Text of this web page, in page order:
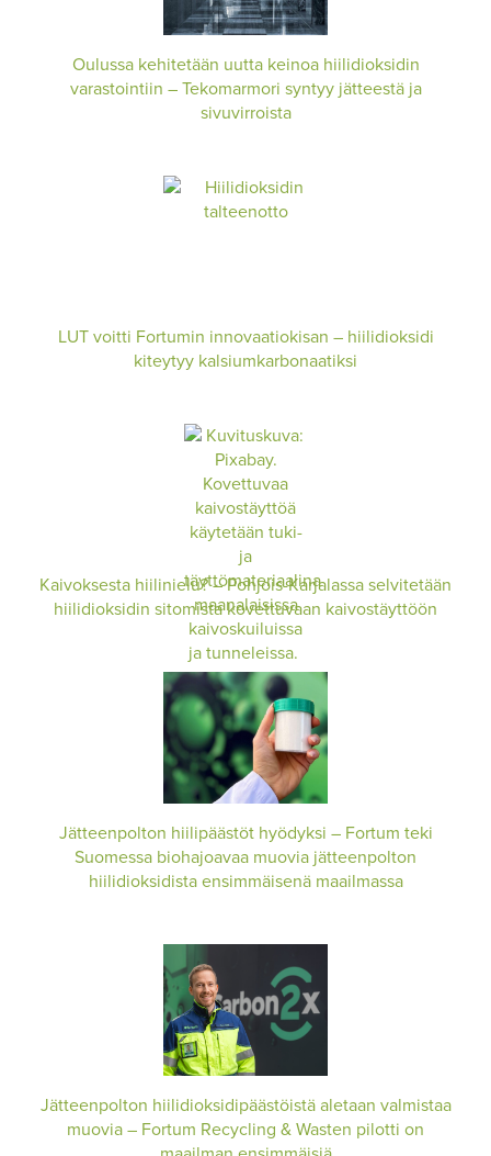
Oulussa kehitetään uutta keinoa hiilidioksidin
varastointiin – Tekomarmori syntyy jätteestä ja
sivuvirroista
LUT voitti Fortumin innovaatiokisan – hiilidioksidi
kiteytyy kalsiumkarbonaatiksi
Kaivoksesta hiilinielu? – Pohjois-Karjalassa selvitetään
hiilidioksidin sitomista kovettuvaan kaivostäyttöön
Jätteenpolton hiilipäästöt hyödyksi – Fortum teki
Suomessa biohajoavaa muovia jätteenpolton
hiilidioksidista ensimmäisenä maailmassa
Jätteenpolton hiilidioksidipäästöistä aletaan valmistaa
muovia – Fortum Recycling & Wasten pilotti on